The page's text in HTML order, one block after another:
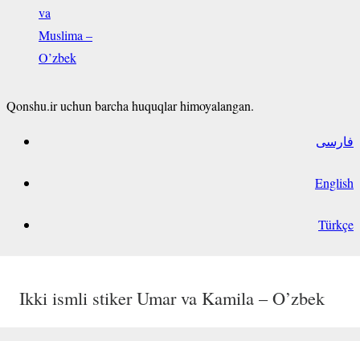
Ikki ismli stiker Abbos va Nigora – O’zbek
Ikki ismli stiker Robiya va Guli – O’zbek
Nuriddin ism stikeri O’zbek
Ikki ismli stiker Umar va Kamila – O’zbek
va
Muslima –
O’zbek
Qonshu.ir uchun barcha huquqlar himoyalangan.
فارسی
English
Türkçe